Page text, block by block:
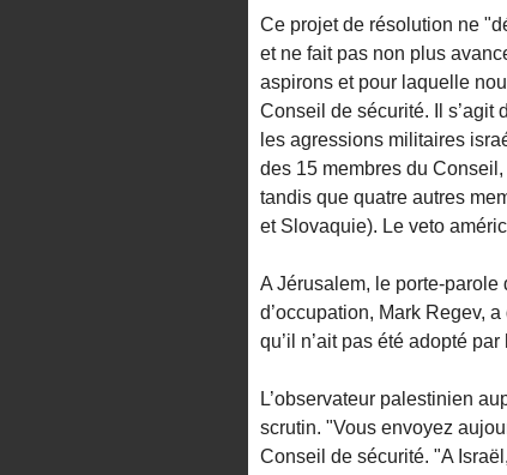
Ce projet de résolution ne
et ne fait pas non plus
aspirons et pour laquelle
Conseil de sécurité. Il s’agit
les agressions militaires
des 15 membres du
tandis que quatre autres
et Slovaquie). Le veto
A Jérusalem, le porte-parole
d’occupation, Mark Regev,
qu’il n’ait pas été adopté
L’observateur palestinien
scrutin. "Vous envoyez
Conseil de sécurité. "A